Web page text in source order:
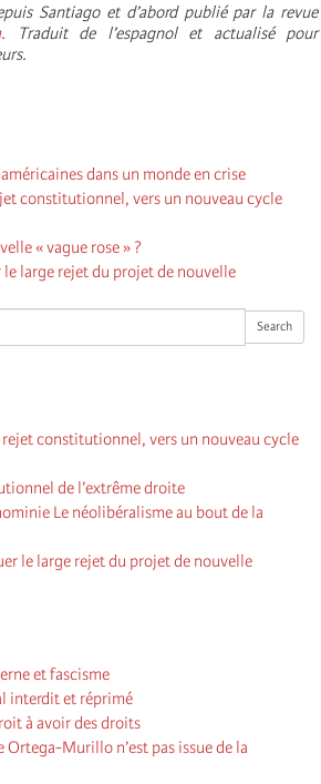
Search
constitutionnel, vers un nouveau cycle
de l’extrême droite
Le néolibéralisme au bout de la
le large rejet du projet de nouvelle
et fascisme
interdit et réprimé
à avoir des droits
Murillo n’est pas issue de la
Santiago et d’abord publié par la revue
. Traduit de l’espagnol et actualisé pour
dans un monde en crise
constitutionnel, vers un nouveau cycle
« vague rose » ?
large rejet du projet de nouvelle